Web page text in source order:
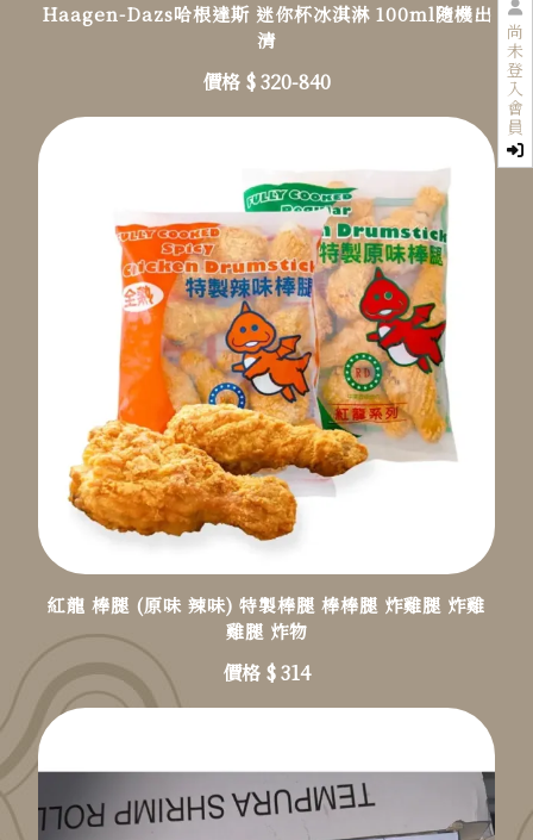
尚
未
登
入
會
員
Haagen-Dazs哈根達斯 迷你杯冰淇淋 100ml隨機出
清
價格 $ 320-840
紅龍 棒腿 (原味 辣味) 特製棒腿 棒棒腿 炸雞腿 炸雞
雞腿 炸物
價格 $ 314